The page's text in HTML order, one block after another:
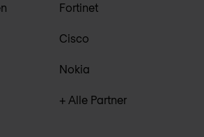
Fortinet
Cisco
Nokia
+ Alle Partner